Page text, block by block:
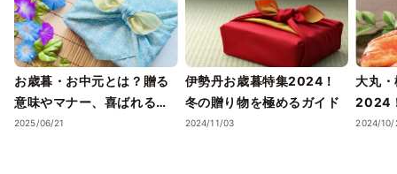
代 甘党 スイーツ 手作り 洋菓子 贈り物
母の日
お歳暮・お中元とは？贈る
意味やマナー、喜ばれるギ
フトのポイントまで徹底解
2025/06/21
伊勢丹お歳暮特集2024！
冬の贈り物を極めるガイド
2024/11/03
大丸
2024
ェック
2024/10/